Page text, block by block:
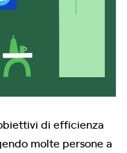
di efficienza
molte persone a